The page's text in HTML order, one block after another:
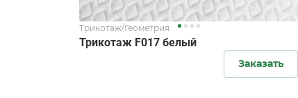
Трикотаж/Геометрия
Трикотаж F017 белый
Заказать